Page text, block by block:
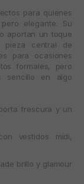
para quienes
elegante. Su
aportan un toque
pieza central de
para ocasiones
formales, pero
sencillo en algo
frescura y un
vestidos midi,
brillo y glamour